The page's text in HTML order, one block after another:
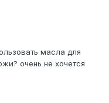
масла для
очень не хочется